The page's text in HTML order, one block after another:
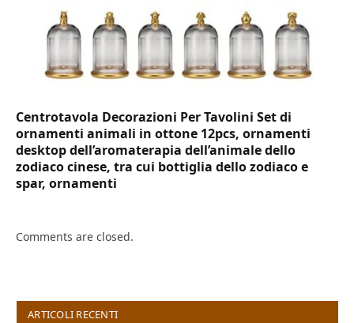
Centrotavola Decorazioni Per Tavolini Set di
ornamenti animali in ottone 12pcs, ornamenti
desktop dell’aromaterapia dell’animale dello
zodiaco cinese, tra cui bottiglia dello zodiaco e
spar, ornamenti
Comments are closed.
ARTICOLI RECENTI